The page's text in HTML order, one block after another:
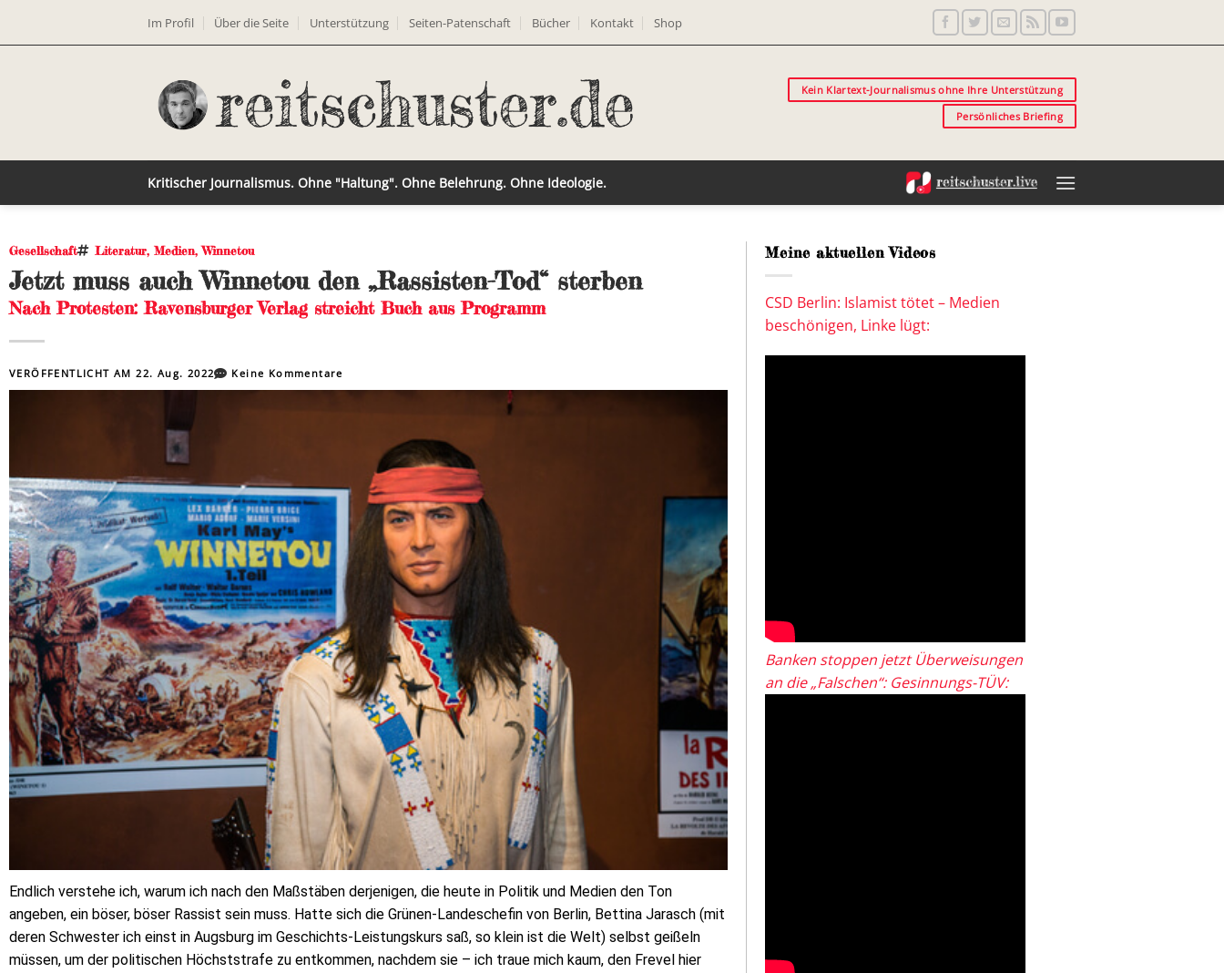
Im Profil Über die Seite Unterstützung Seiten-Patenschaft Bücher Kontakt Shop
Kein Klartext-Journalismus ohne Ihre Unterstützung
Persönliches Briefing
Kritischer Journalismus. Ohne "Haltung". Ohne Belehrung. Ohne Ideologie.
Gesellschaft Literatur, Medien,Winnetou
Jetzt muss auch Winnetou den „Rassisten-Tod“ sterben
Nach Protesten: Ravensburger Verlag streicht Buch aus Programm
VERÖFFENTLICHT AM22. Aug. 2022 Keine Kommentare
Endlich verstehe ich, warum ich nach den Maßstäben derjenigen, die heute in Politik und Medien den Ton
angeben, ein böser, böser Rassist sein muss. Hatte sich die Grünen-Landeschefin von Berlin, Bettina Jarasch (mit
deren Schwester ich einst in Augsburg im Geschichts-Leistungskurs saß, so klein ist die Welt) selbst geißeln
müssen, um der politischen Höchststrafe zu entkommen, nachdem sie – ich traue mich kaum, den Frevel hier
Meine aktuellen Videos
CSD Berlin: Islamist tötet – Medien
beschönigen, Linke lügt:
Banken stoppen jetzt Überweisungen
an die „Falschen“: Gesinnungs-TÜV: